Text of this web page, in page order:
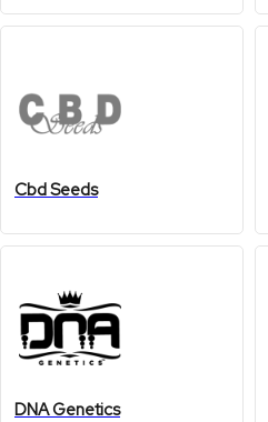
Cbd Seeds
DNA Genetics